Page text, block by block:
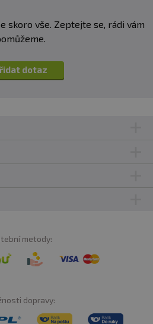
skoro vše. Zeptejte se, rádi vám
dotaz
metody:
dopravy: